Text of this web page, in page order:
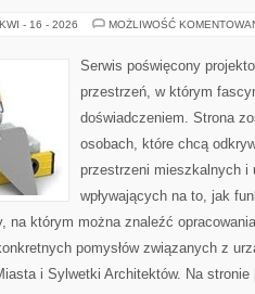
KWI - 16 - 2026 MOŻLIWOŚĆ
Serwis poświęcony
przestrzeń, w którym
doświadczeniem. Strona
osobach, które chcą
przestrzeni mieszkalnych i
wpływających na to, jak
na którym można znaleźć
pomysłów związanych z
i Sylwetki Architektów. Na